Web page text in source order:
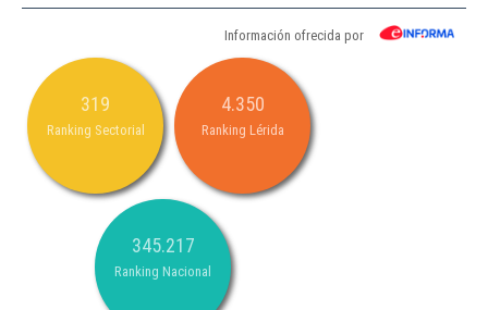
Información ofrecida por
319
Ranking Sectorial
4.350
Ranking Lérida
345.217
Ranking Nacional